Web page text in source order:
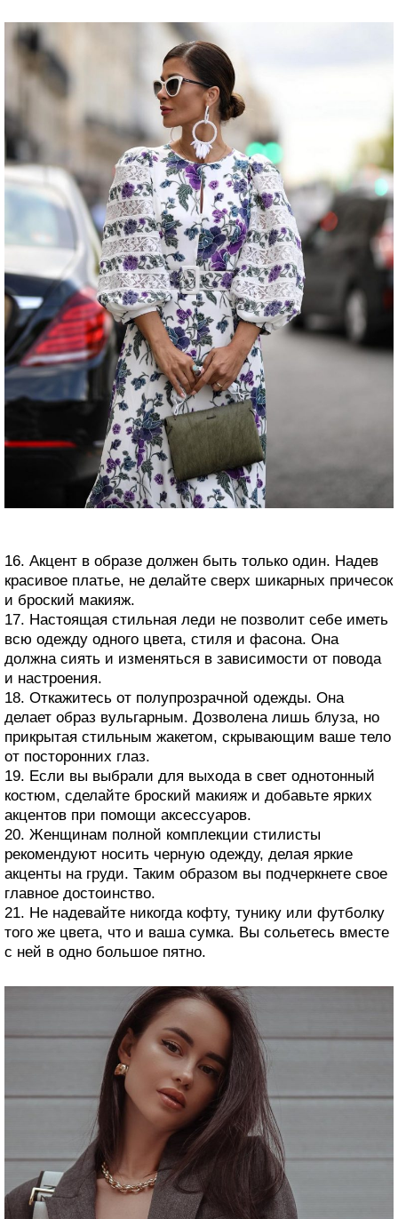
16. Акцент в образе должен быть только один. Надев
красивое платье, не делайте сверх шикарных причесок
и броский макияж.
17. Настоящая стильная леди не позволит себе иметь
всю одежду одного цвета, стиля и фасона. Она
должна сиять и изменяться в зависимости от повода
и настроения.
18. Откажитесь от полупрозрачной одежды. Она
делает образ вульгарным. Дозволена лишь блуза, но
прикрытая стильным жакетом, скрывающим ваше тело
от посторонних глаз.
19. Если вы выбрали для выхода в свет однотонный
костюм, сделайте броский макияж и добавьте ярких
акцентов при помощи аксессуаров.
20. Женщинам полной комплекции стилисты
рекомендуют носить черную одежду, делая яркие
акценты на груди. Таким образом вы подчеркнете свое
главное достоинство.
21. Не надевайте никогда кофту, тунику или футболку
того же цвета, что и ваша сумка. Вы сольетесь вместе
с ней в одно большое пятно.